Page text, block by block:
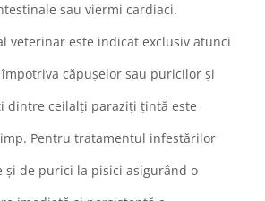
sau viermi cardiaci.
veterinar este indicat exclusiv atunci
căpușelor sau puricilor și
dintre ceilalți paraziți țintă este
Pentru tratamentul infestărilor
și de purici la pisici asigurând o